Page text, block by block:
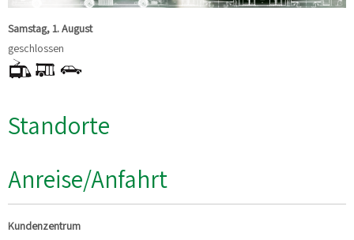
Samstag, 1. August
geschlossen
Standorte
Anreise/Anfahrt
Kundenzentrum